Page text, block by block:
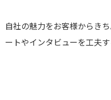
自社の魅力をお客様からき
ートやインタビューを工夫す